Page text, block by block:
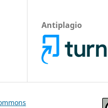
Antiplagio